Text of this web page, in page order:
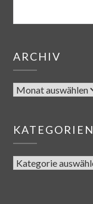
ARCHIV
KATEGORIEN